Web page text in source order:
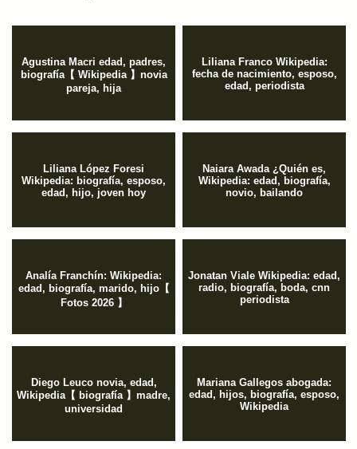
Agustina Macri edad, padres,
biografía【 Wikipedia 】novia
pareja, hija
Liliana Franco Wikipedia:
fecha de nacimiento, esposo,
edad, periodista
Liliana López Foresi
Wikipedia: biografía, esposo,
edad, hijo, joven hoy
Naiara Awada ¿Quién es,
Wikipedia: edad, biografía,
novio, bailando
Analía Franchín: Wikipedia:
edad, biografía, marido, hijo【
Fotos 2026 】
Jonatan Viale Wikipedia: edad,
radio, biografía, boda, cnn
periodista
Diego Leuco novia, edad,
Wikipedia【 biografía 】madre,
universidad
Mariana Gallegos abogada:
edad, hijos, biografía, esposo,
Wikipedia